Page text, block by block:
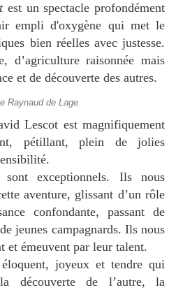
est un spectacle profondément
empli d'oxygène qui met le
bien réelles avec justesse.
d’agriculture raisonnée mais
et de découverte des autres.
Raynaud de Lage
Lescot est magnifiquement
pétillant, plein de jolies
sont exceptionnels. Ils nous
aventure, glissant d’un rôle
confondante, passant de
jeunes campagnards. Ils nous
et émeuvent par leur talent.
joyeux et tendre qui
découverte de l’autre, la